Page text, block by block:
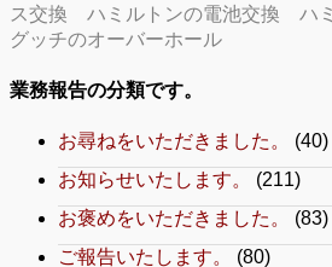
ス交換
ハミルトンの電池交換
ハ
グッチのオーバーホール
業務報告の分類です。
お尋ねをいただきました。
(40)
お知らせいたします。
(211)
お褒めをいただきました。
(83)
ご報告いたします。
(80)